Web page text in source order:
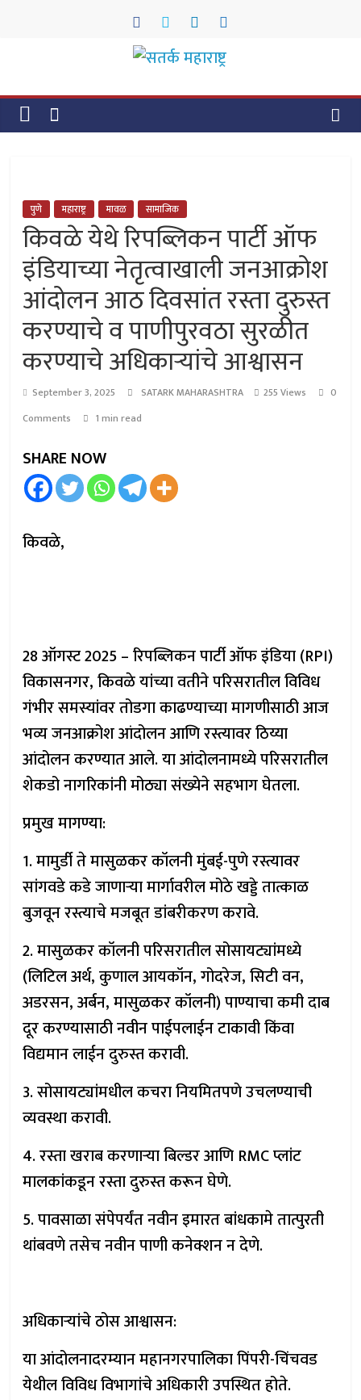
सतर्क
महाराष्ट्र
पुणे महाराष्ट्र मावळ सामाजिक
किवळे येथे रिपब्लिकन पार्टी ऑफ
इंडियाच्या नेतृत्वाखाली जनआक्रोश
आंदोलन आठ दिवसांत रस्ता दुरुस्त
करण्याचे व पाणीपुरवठा सुरळीत
करण्याचे अधिकाऱ्यांचे आश्वासन
September 3, 2025 SATARK MAHARASHTRA 255 Views
0
Comments
1 min read
SHARE NOW
किवळे,
28 ऑगस्ट 2025 – रिपब्लिकन पार्टी ऑफ इंडिया (RPI)
विकासनगर, किवळे यांच्या वतीने परिसरातील विविध
गंभीर समस्यांवर तोडगा काढण्याच्या मागणीसाठी आज
भव्य जनआक्रोश आंदोलन आणि रस्त्यावर ठिय्या
आंदोलन करण्यात आले. या आंदोलनामध्ये परिसरातील
शेकडो नागरिकांनी मोठ्या संख्येने सहभाग घेतला.
प्रमुख मागण्या:
1. मामुर्डी ते मासुळकर कॉलनी मुंबई-पुणे रस्त्यावर
सांगवडे कडे जाणाऱ्या मार्गावरील मोठे खड्डे तात्काळ
बुजवून रस्त्याचे मजबूत डांबरीकरण करावे.
2. मासुळकर कॉलनी परिसरातील सोसायट्यांमध्ये
(लिटिल अर्थ, कुणाल आयकॉन, गोदरेज, सिटी वन,
अडरसन, अर्बन, मासुळकर कॉलनी) पाण्याचा कमी दाब
दूर करण्यासाठी नवीन पाईपलाईन टाकावी किंवा
विद्यमान लाईन दुरुस्त करावी.
3. सोसायट्यांमधील कचरा नियमितपणे उचलण्याची
व्यवस्था करावी.
4. रस्ता खराब करणाऱ्या बिल्डर आणि RMC प्लांट
मालकांकडून रस्ता दुरुस्त करून घेणे.
5. पावसाळा संपेपर्यंत नवीन इमारत बांधकामे तात्पुरती
थांबवणे तसेच नवीन पाणी कनेक्शन न देणे.
अधिकाऱ्यांचे ठोस आश्वासन:
या आंदोलनादरम्यान महानगरपालिका पिंपरी-चिंचवड
येथील विविध विभागांचे अधिकारी उपस्थित होते.